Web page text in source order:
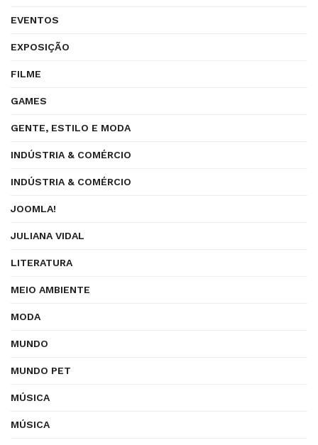
EVENTOS
EXPOSIÇÃO
FILME
GAMES
GENTE, ESTILO E MODA
INDÚSTRIA & COMÉRCIO
INDÚSTRIA & COMÉRCIO
JOOMLA!
JULIANA VIDAL
LITERATURA
MEIO AMBIENTE
MODA
MUNDO
MUNDO PET
MÚSICA
MÚSICA